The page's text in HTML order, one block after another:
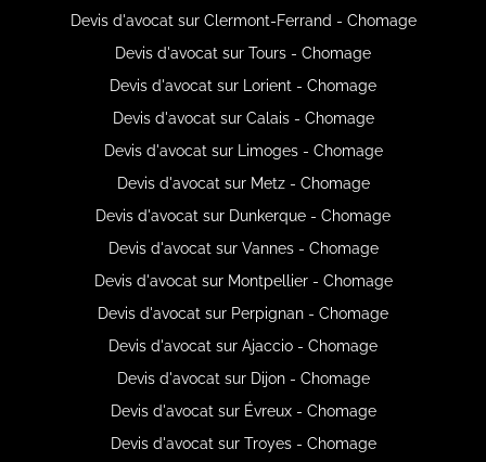
Devis d'avocat sur Clermont-Ferrand - Chomage
Devis d'avocat sur Tours - Chomage
Devis d'avocat sur Lorient - Chomage
Devis d'avocat sur Calais - Chomage
Devis d'avocat sur Limoges - Chomage
Devis d'avocat sur Metz - Chomage
Devis d'avocat sur Dunkerque - Chomage
Devis d'avocat sur Vannes - Chomage
Devis d'avocat sur Montpellier - Chomage
Devis d'avocat sur Perpignan - Chomage
Devis d'avocat sur Ajaccio - Chomage
Devis d'avocat sur Dijon - Chomage
Devis d'avocat sur Évreux - Chomage
Devis d'avocat sur Troyes - Chomage